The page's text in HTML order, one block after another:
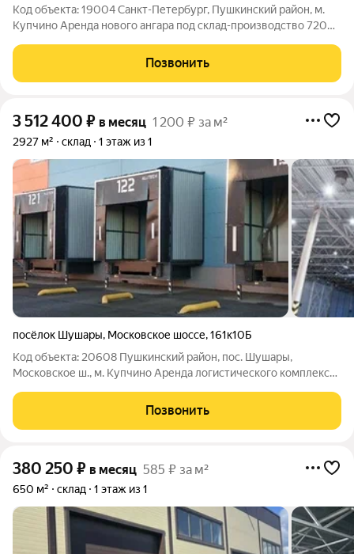
Код объекта: 19004 Санкт-Петербург, Пушкинский район, м.
Купчино Аренда нового ангара под склад-производство 720
под склад-производство, общей площадью 1000, 1440 м.
Рядом будут располагаться 3
Позвонить
3 512 400 ₽ в месяц 1 200 ₽ за м²
2927 м² склад 1 этаж из 1
посёлок Шушары, Московское шоссе,161к10Б
Код объекта: 20608 Пушкинский район, пос. Шушары,
Московское ш., м. Купчино Аренда логистического комплекса
логистический комплекс класса «А» Nordway площадью
2926,92 м в корпусе 3. Площадь включает в
Позвонить
380 250 ₽ в месяц 585 ₽ за м²
650 м² склад 1 этаж из 1